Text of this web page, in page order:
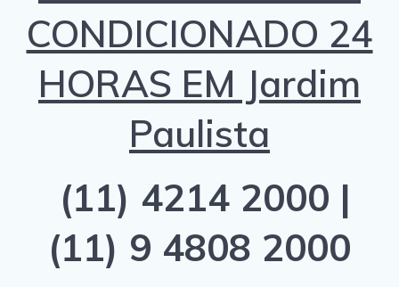
CONDICIONADO 24
HORAS EM Jardim
Paulista
(11) 4214 2000 |
(11) 9 4808 2000